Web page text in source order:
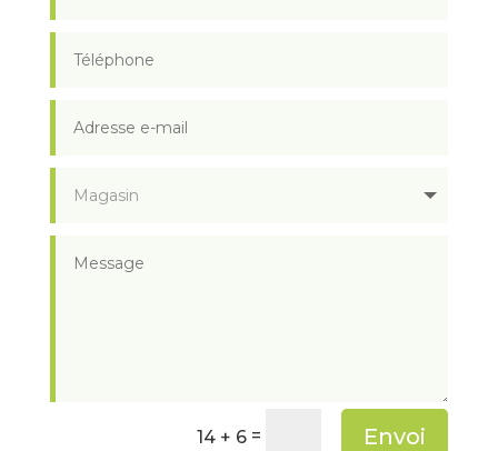
14 + 6 = Envoi